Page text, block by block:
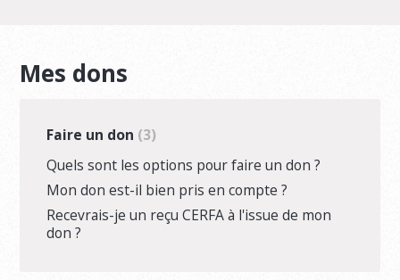
Mes dons
Faire un don 3
Quels sont les options pour faire un don ?
Mon don est-il bien pris en compte ?
Recevrais-je un reçu CERFA à l'issue de mon
don ?